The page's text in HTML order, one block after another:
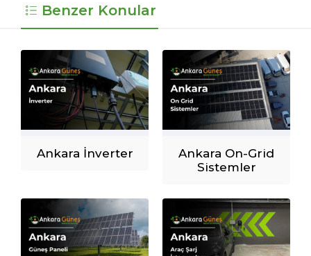
Benzer Konular
Ankara İnverter
Ankara On-Grid
Sistemler